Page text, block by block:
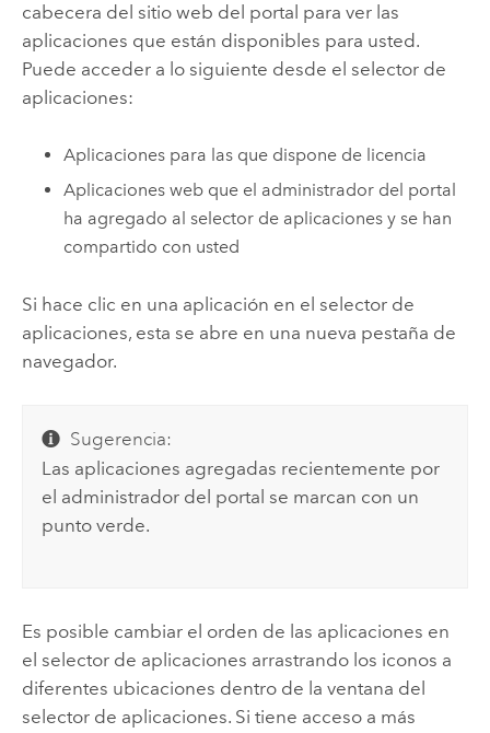
cabecera del sitio web del portal para ver las
aplicaciones que están disponibles para usted.
Puede acceder a lo siguiente desde el selector de
aplicaciones:
Aplicaciones para las que dispone de licencia
Aplicaciones web que el administrador del portal
ha agregado al selector de aplicaciones y se han
compartido con usted
Si hace clic en una aplicación en el selector de
aplicaciones, esta se abre en una nueva pestaña de
navegador.
Sugerencia:
Las aplicaciones agregadas recientemente por
el administrador del portal se marcan con un
punto verde.
Es posible cambiar el orden de las aplicaciones en
el selector de aplicaciones arrastrando los iconos a
diferentes ubicaciones dentro de la ventana del
selector de aplicaciones. Si tiene acceso a más